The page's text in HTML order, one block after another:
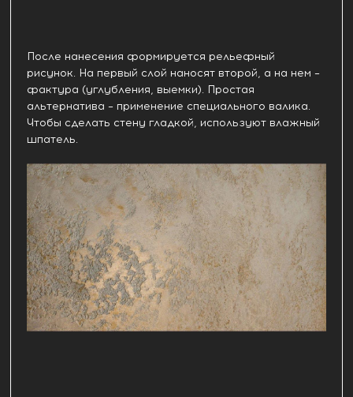
После нанесения формируется рельефный
рисунок. На первый слой наносят второй, а на нем –
фактура (углубления, выемки). Простая
альтернатива – применение специального валика.
Чтобы сделать стену гладкой, используют влажный
шпатель.